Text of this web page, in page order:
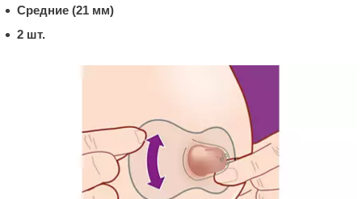
Средние (21 мм)
2 шт.